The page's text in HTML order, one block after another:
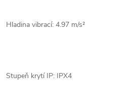
Hladina vibrací: 4.97 m/s²
Stupeň krytí IP: IPX4